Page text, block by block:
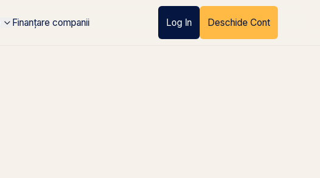
Finanțare companii Log In Deschide Cont